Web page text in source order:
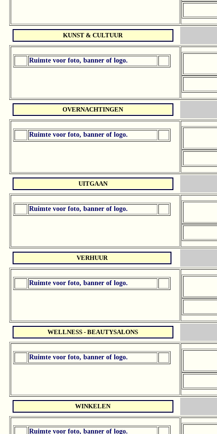
KUNST & CULTUUR
Ruimte voor foto, banner of logo.
OVERNACHTINGEN
Ruimte voor foto, banner of logo.
UITGAAN
Ruimte voor foto, banner of logo.
VERHUUR
Ruimte voor foto, banner of logo.
WELLNESS - BEAUTYSALONS
Ruimte voor foto, banner of logo.
WINKELEN
Ruimte voor foto, banner of logo.